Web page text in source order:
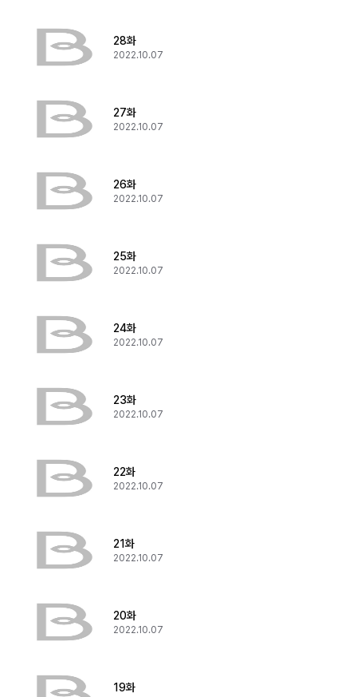
28화
2022.10.07
27화
2022.10.07
26화
2022.10.07
25화
2022.10.07
24화
2022.10.07
23화
2022.10.07
22화
2022.10.07
21화
2022.10.07
20화
2022.10.07
19화